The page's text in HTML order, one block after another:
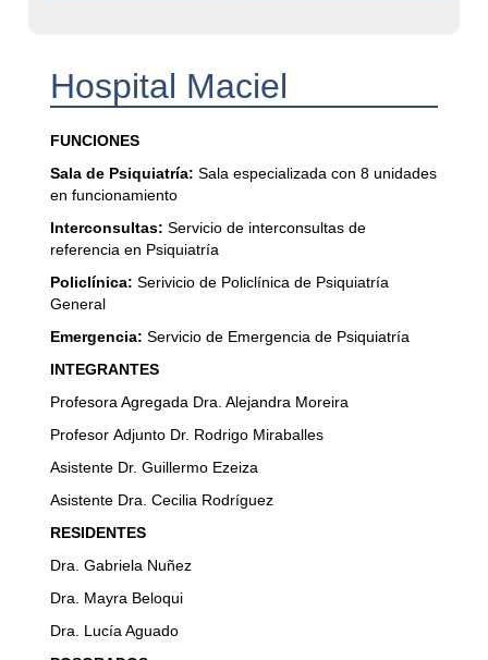
Hospital Maciel
FUNCIONES
Sala de Psiquiatría:Sala especializada con 8 unidades
en funcionamiento
Interconsultas:Servicio de interconsultas de
referencia en Psiquiatría
Policlínica:Serivicio de Policlínica de Psiquiatría
General
Emergencia:Servicio de Emergencia de Psiquiatría
INTEGRANTES
Profesora Agregada Dra. Alejandra Moreira
Profesor Adjunto Dr. Rodrigo Miraballes
Asistente Dr. Guillermo Ezeiza
Asistente Dra. Cecilia Rodríguez
RESIDENTES
Dra. Gabriela Nuñez
Dra. Mayra Beloqui
Dra. Lucía Aguado